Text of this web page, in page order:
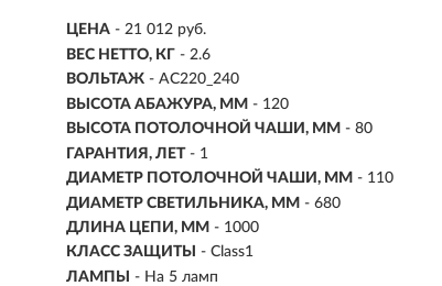
ЦЕНА - 21 012 руб.
ВЕС НЕТТО, КГ - 2.6
ВОЛЬТАЖ - AC220_240
ВЫСОТА АБАЖУРА, ММ - 120
ВЫСОТА ПОТОЛОЧНОЙ ЧАШИ, ММ - 80
ГАРАНТИЯ, ЛЕТ - 1
ДИАМЕТР ПОТОЛОЧНОЙ ЧАШИ, ММ - 110
ДИАМЕТР СВЕТИЛЬНИКА, ММ - 680
ДЛИНА ЦЕПИ, ММ - 1000
КЛАСС ЗАЩИТЫ
- Class1
ЛАМПЫ
- На 5 ламп